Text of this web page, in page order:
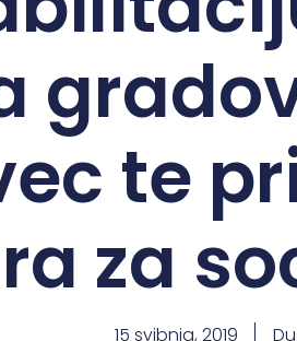
te
za
15 svibnja, 2019